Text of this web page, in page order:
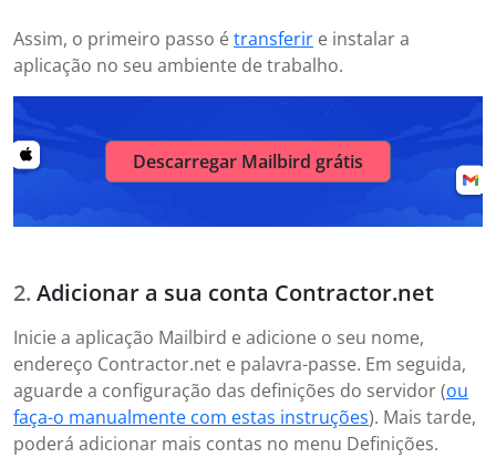
Assim, o primeiro passo étransferir e instalar a
aplicação no seu ambiente de trabalho.
Descarregar Mailbird grátis
Adicionar a sua conta Contractor.net
Inicie a aplicação Mailbird e adicione o seu nome,
endereço Contractor.net e palavra-passe. Em seguida,
aguarde a configuração das definições do servidor (ou
faça-o manualmente com estas instruções). Mais tarde,
poderá adicionar mais contas no menu Definições.